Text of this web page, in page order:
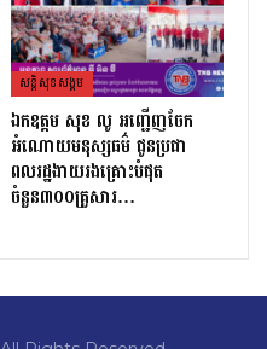
សន្តិសុខសង្គម
ឯកឧត្តម សុខ លូ អញ្ជើញចែក
អំណោយមនុស្សធម៌ ជូនប្រជា
ពលរដ្ឋងាយរងគ្រោះបំផុត
ចំនួន៣០០គ្រួសារ…